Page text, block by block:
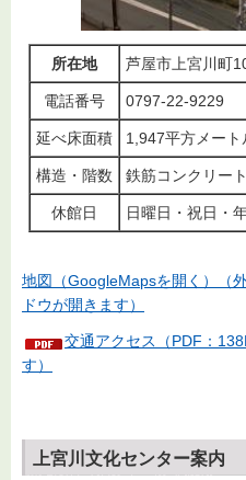
所在地 芦屋市上宮川町
電話番号 0797-22-9229
延べ床面積 1,947平方メート
構造・階数 鉄筋コンクリー
休館日 日曜日・祝日・
地図（GoogleMapsを開く）（
ドウが開きます）
交通アクセス（PDF：
す）
上宮川文化センター案内